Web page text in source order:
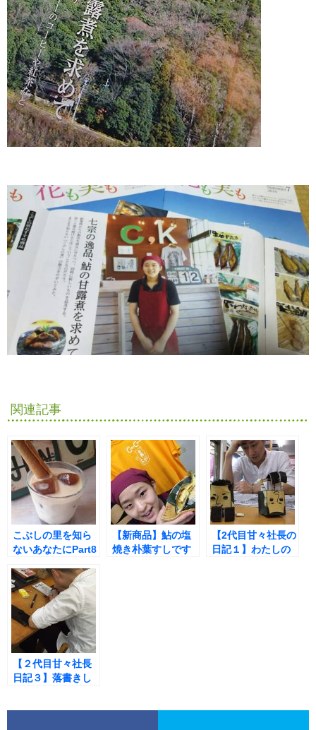
関連記事
こぶしの里を知ら
ないあなたにPart8
【新商品】鮎の塩
焼き朴葉すしです
【2代目甘々社長の
日記１】わたしの
【２代目甘々社長
日記３】落書きし